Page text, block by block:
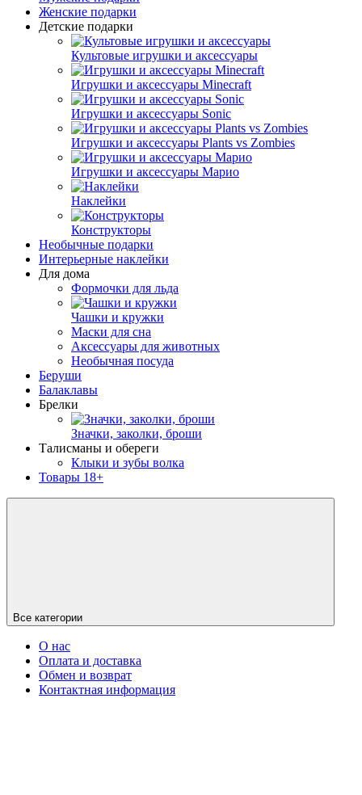
Женские подарки
Детские подарки
Культовые игрушки и аксессуары
Игрушки и аксессуары Mineсraft
Игрушки и аксессуары Sonic
Игрушки и аксессуары Plants vs Zombies
Игрушки и аксессуары Марио
Наклейки
Конструкторы
Необычные подарки
Интерьерные наклейки
Для дома
Формочки для льда
Чашки и кружки
Маски для сна
Аксессуары для животных
Необычная посуда
Беруши
Балаклавы
Брелки
Значки, заколки, броши
Талисманы и обереги
Клыки и зубы волка
Товары 18+
Все категории
О нас
Оплата и доставка
Обмен и возврат
Контактная информация